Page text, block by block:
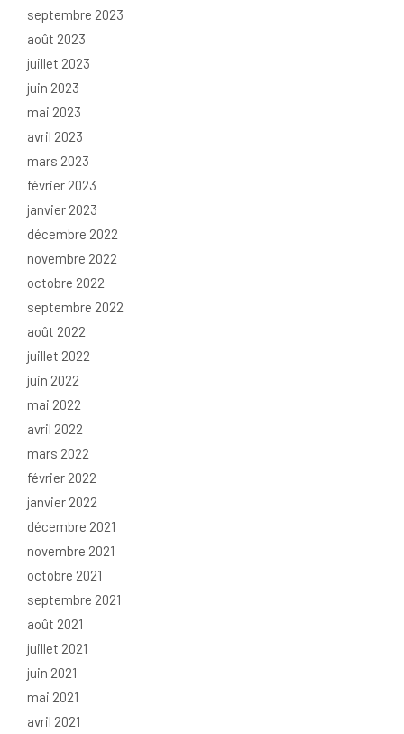
septembre 2023
août 2023
juillet 2023
juin 2023
mai 2023
avril 2023
mars 2023
février 2023
janvier 2023
décembre 2022
novembre 2022
octobre 2022
septembre 2022
août 2022
juillet 2022
juin 2022
mai 2022
avril 2022
mars 2022
février 2022
janvier 2022
décembre 2021
novembre 2021
octobre 2021
septembre 2021
août 2021
juillet 2021
juin 2021
mai 2021
avril 2021